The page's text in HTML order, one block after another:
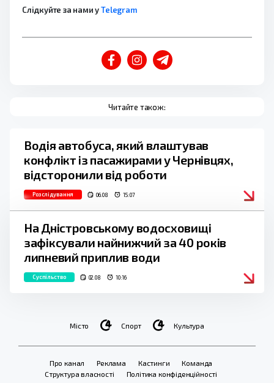
Слідкуйте за нами уTelegram
Читайте також:
Водія автобуса, який влаштував
конфлікт із пасажирами у Чернівцях,
відсторонили від роботи
Розслідування 06.08 15:07
На Дністровському водосховищі
зафіксували найнижчий за 40 років
липневий приплив води
Суспільство 02.08 10:16
Місто Спорт Культура
Про канал Реклама Кастинги
Команда
Структура власності
Політика конфіденційності